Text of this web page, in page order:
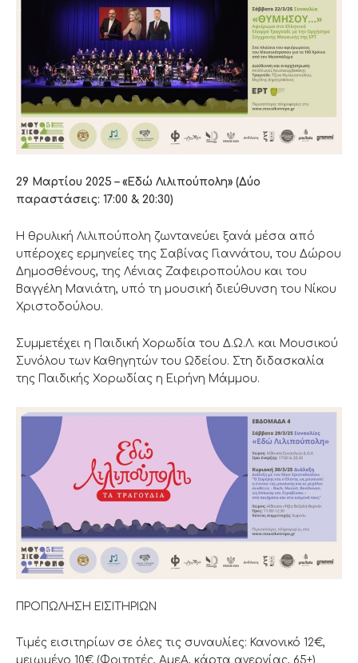
29 Μαρτίου 2025 – «Εδώ Λιλιπούπολη» (Δύο
παραστάσεις: 17:00 & 20:30)
Η θρυλική Λιλιπούπολη ζωντανεύει ξανά μέσα από
υπέροχες ερμηνείες της Σαβίνας Γιαννάτου, του Δώρου
Δημοσθένους, της Λένιας Ζαφειροπούλου και του
Βαγγέλη Μανιάτη, υπό τη μουσική διεύθυνση του Νίκου
Χριστοδούλου.
Συμμετέχει η Παιδική Χορωδία του Δ.Ω.Λ. και Μουσικού
Συνόλου των Καθηγητών του Ωδείου. Στη διδασκαλία
της Παιδικής Χορωδίας η Ειρήνη Μάμμου.
ΠΡΟΠΩΛΗΣΗ ΕΙΣΙΤΗΡΙΩΝ
Τιμές εισιτηρίων σε όλες τις συναυλίες: Κανονικό 12€,
μειωμένο 10€ (Φοιτητές, ΑμεΑ, κάρτα ανεργίας, 65+)